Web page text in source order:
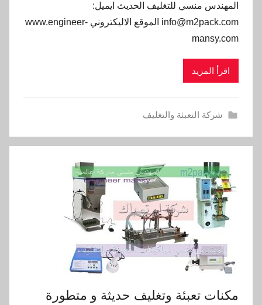
المهندس منسي للتغليف الحديث ايميل:
info@m2pack.com الموقع الاليكتروني www.engineer-
mansy.com
اقرأ المزيد
شركة التعبئة والتغليف
مكنات تعبئة وتغليف حديثة و متطورة